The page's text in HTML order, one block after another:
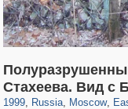
Стахеева. Вид с
1999, Russia
1,406,849
, Moscow
319,861 8,286
,
20,939